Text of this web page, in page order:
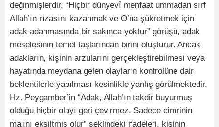
değinmişlerdir. “Hiçbir dünyevî menfaat ummadan sırf
Allah’ın rızasını kazanmak ve O’na şükretmek için
adak adanmasında bir sakınca yoktur” görüşü, adak
meselesinin temel taşlarından birini oluşturur. Ancak
adakların, kişinin arzularını gerçekleştirebilmesi veya
hayatında meydana gelen olayların kontrolüne dair
beklentilerle yapılması kesinlikle yanlış görülmektedir.
Hz. Peygamber’in “Adak, Allah’ın takdir buyurmuş
olduğu hiçbir olayı geri çevirmez. Sadece cimrinin
malını eksiltmiş olur” şeklindeki ifadeleri, kişinin